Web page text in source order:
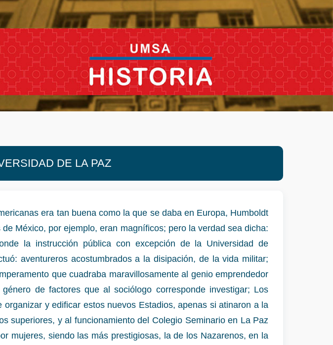
DE LA PAZ
era tan buena como la que se daba en Europa, Humboldt
México, por ejemplo, eran magníficos; pero la verdad sea dicha:
la instrucción pública con excepción de la Universidad de
aventureros acostumbrados a la disipación, de la vida militar;
que cuadraba maravillosamente al genio emprendedor
de factores que al sociólogo corresponde investigar; Los
y edificar estos nuevos Estadios, apenas si atinaron a la
superiores, y al funcionamiento del Colegio Seminario en La Paz
mujeres, siendo las más prestigiosas, la de los Nazarenos, en la